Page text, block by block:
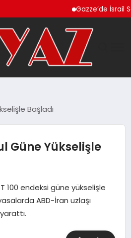
Gazze’de İsrail
Başladı
Güne Yükselişle
100 endeksi güne yükselişle
ABD-İran uzlaşı